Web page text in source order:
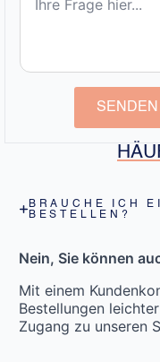
SENDEN
BRAUCHE ICH
BESTELLEN?
Nein, Sie können
Mit einem
Bestellungen
Zugang zu unseren